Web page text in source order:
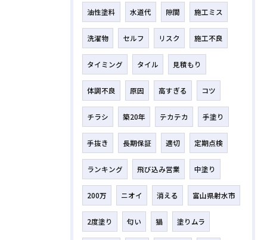
油性塗料 水道代 隙間 施工ミス
洗濯物 セルフ リスク 施工不良
タイミング タイル 見積もり
体調不良 原因 高すぎる コツ
チラシ 築20年 テカテカ 手塗り
手抜き 長期保証 適切 定期点検
ランキング 飛び込み営業 中塗り
200万 ニオイ 消える 富山県射水市
2度塗り 匂い 猫 塗りムラ